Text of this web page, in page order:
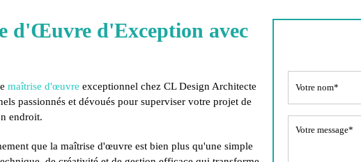
d'Œuvre d'Exception avec
maîtrise d'œuvre exceptionnel chez CL Design Architecte
passionnés et dévoués pour superviser votre projet de
endroit.
que la maîtrise d'œuvre est bien plus qu'une simple